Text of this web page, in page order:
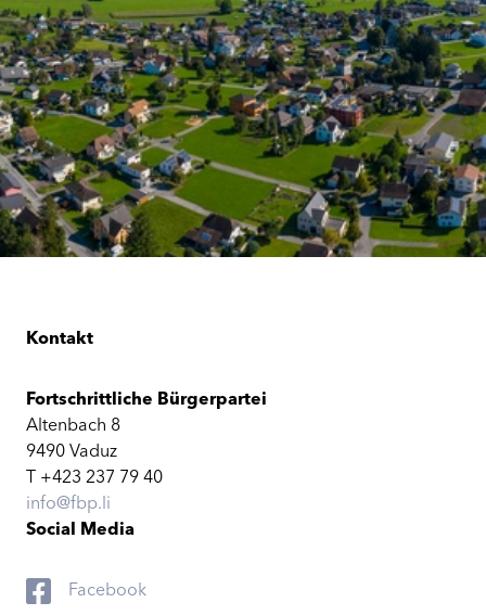
Kontakt
Fortschrittliche Bürgerpartei
Altenbach 8
9490 Vaduz
T +423 237 79 40
info@fbp.li
Social Media
Facebook